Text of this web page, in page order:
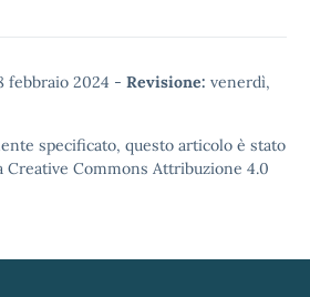
febbraio 2024 - Revisione: venerdì,
specificato, questo articolo è stato
Creative Commons Attribuzione 4.0